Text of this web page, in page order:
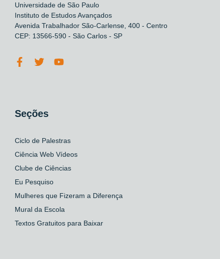
Universidade de São Paulo
Instituto de Estudos Avançados
Avenida Trabalhador São-Carlense, 400 - Centro
CEP: 13566-590 - São Carlos - SP
Seções
Ciclo de Palestras
Ciência Web Vídeos
Clube de Ciências
Eu Pesquiso
Mulheres que Fizeram a Diferença
Mural da Escola
Textos Gratuitos para Baixar